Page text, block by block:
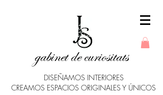
gabinet de curiositats
DISEÑAMOS INTERIORES
CREAMOS ESPACIOS ORIGINALES Y ÚNICOS